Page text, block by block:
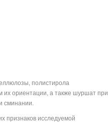
полистирола
их ориентации, а также шуршат при
сминании.
признаков исследуемой